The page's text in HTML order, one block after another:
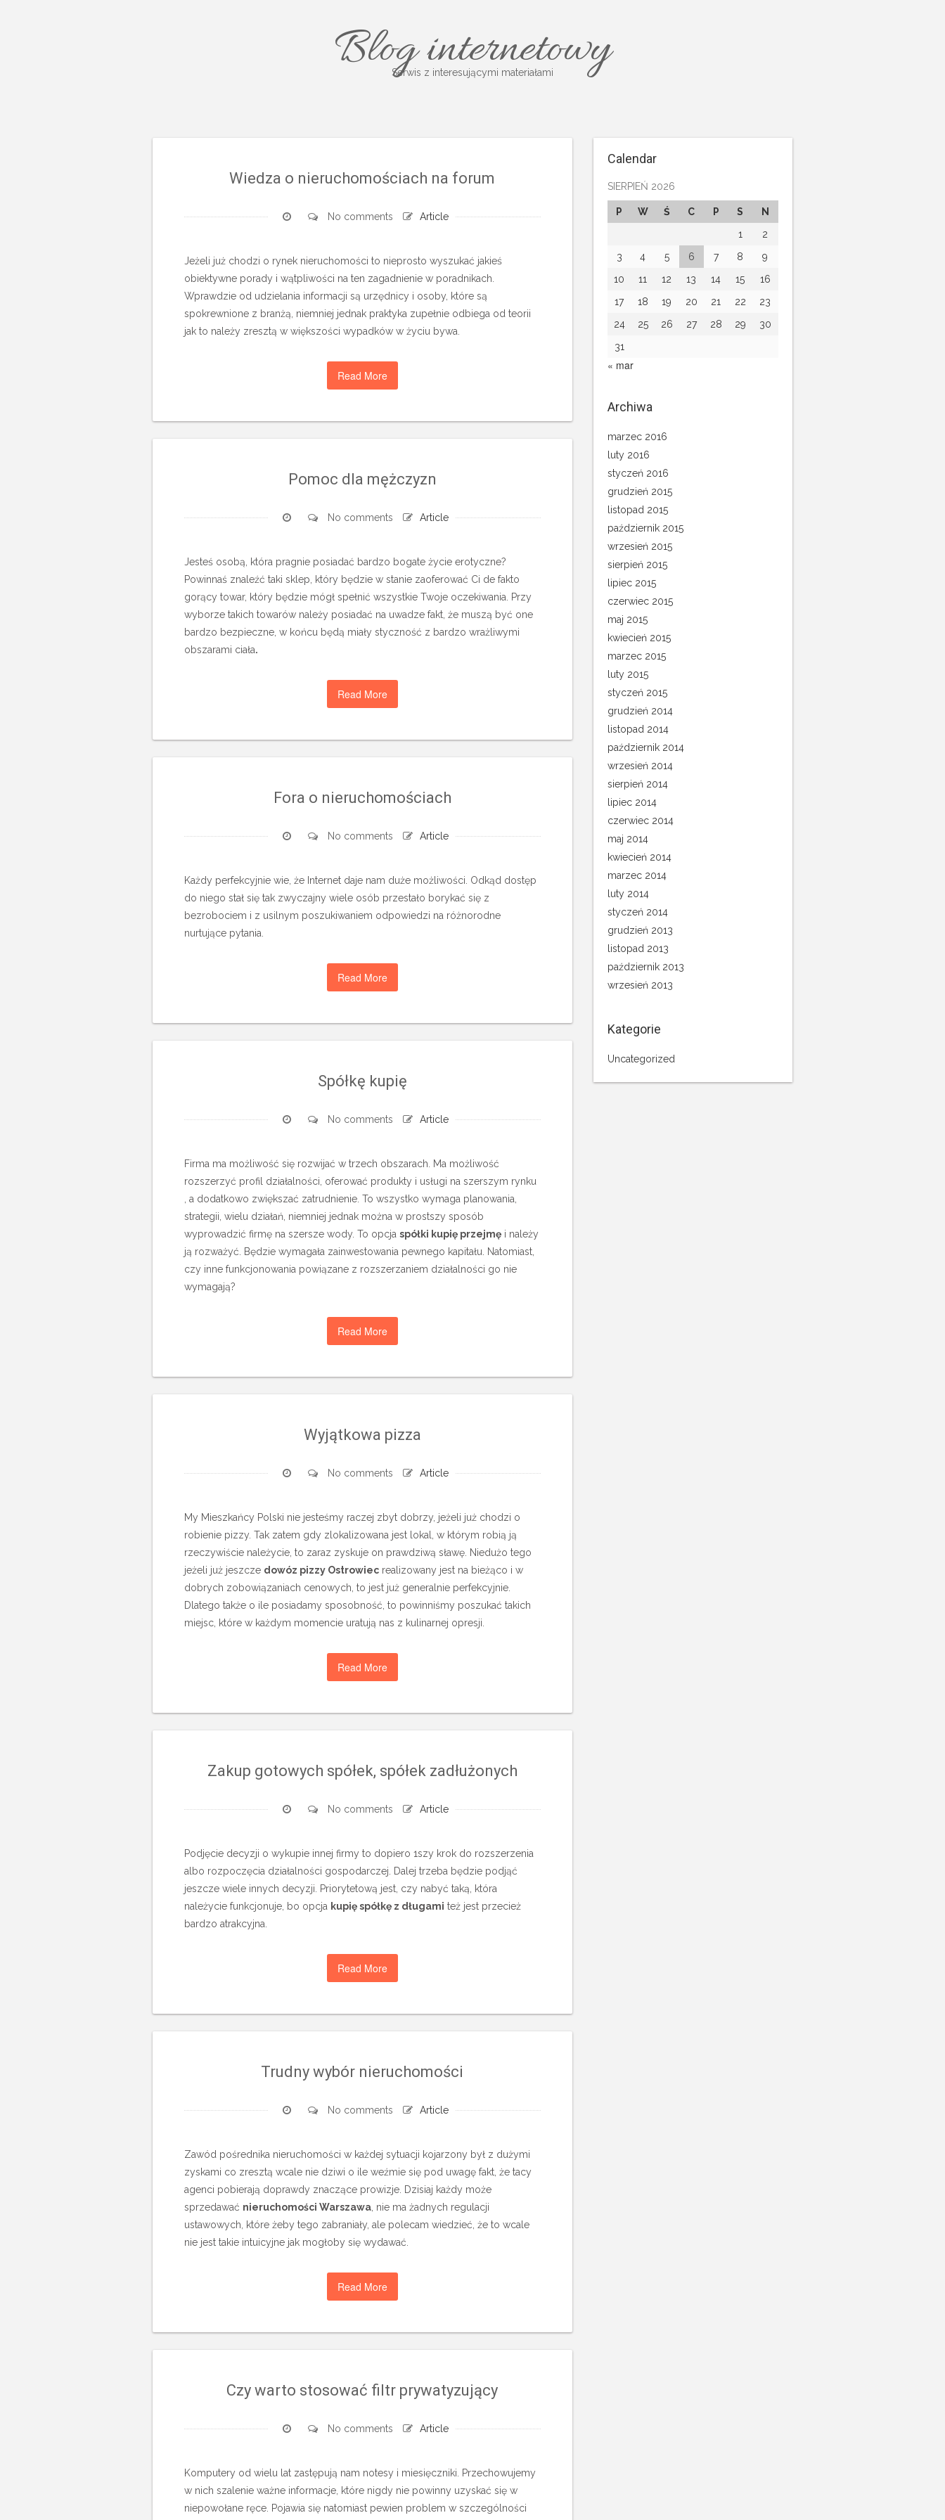
Blog internetowy
Serwis z interesującymi materiałami
Wiedza o nieruchomościach na forum
No comments Article
Jeżeli już chodzi o rynek nieruchomości to nieprosto wyszukać jakieś
obiektywne porady i wątpliwości na ten zagadnienie w poradnikach.
Wprawdzie od udzielania informacji są urzędnicy i osoby, które są
spokrewnione z branżą, niemniej jednak praktyka zupełnie odbiega od teorii
jak to należy zresztą w większości wypadków w życiu bywa.
Read More
Pomoc dla mężczyzn
No comments Article
Jesteś osobą, która pragnie posiadać bardzo bogate życie erotyczne?
Powinnaś znaleźć taki sklep, który będzie w stanie zaoferować Ci de fakto
gorący towar, który będzie mógł spełnić wszystkie Twoje oczekiwania. Przy
wyborze takich towarów należy posiadać na uwadze fakt, że muszą być one
bardzo bezpieczne, w końcu będą miały styczność z bardzo wrażliwymi
obszarami ciała.
Read More
Fora o nieruchomościach
No comments Article
Każdy perfekcyjnie wie, że Internet daje nam duże możliwości. Odkąd dostęp
do niego stał się tak zwyczajny wiele osób przestało borykać się z
bezrobociem i z usilnym poszukiwaniem odpowiedzi na różnorodne
nurtujące pytania.
Read More
Spółkę kupię
No comments Article
Firma ma możliwość się rozwijać w trzech obszarach. Ma możliwość
rozszerzyć profil działalności, oferować produkty i usługi na szerszym rynku
, a dodatkowo zwiększać zatrudnienie. To wszystko wymaga planowania,
strategii, wielu działań, niemniej jednak można w prostszy sposób
wyprowadzić firmę na szersze wody. To opcja spółki kupię przejmę i należy
ją rozważyć. Będzie wymagała zainwestowania pewnego kapitału. Natomiast,
czy inne funkcjonowania powiązane z rozszerzaniem działalności go nie
wymagają?
Read More
Wyjątkowa pizza
No comments Article
My Mieszkańcy Polski nie jesteśmy raczej zbyt dobrzy, jeżeli już chodzi o
robienie pizzy. Tak zatem gdy zlokalizowana jest lokal, w którym robią ją
rzeczywiście należycie, to zaraz zyskuje on prawdziwą sławę. Niedużo tego
jeżeli już jeszcze dowóz pizzy Ostrowiec realizowany jest na bieżąco i w
dobrych zobowiązaniach cenowych, to jest już generalnie perfekcyjnie.
Dlatego także o ile posiadamy sposobność, to powinniśmy poszukać takich
miejsc, które w każdym momencie uratują nas z kulinarnej opresji.
Read More
Zakup gotowych spółek, spółek zadłużonych
No comments Article
Podjęcie decyzji o wykupie innej firmy to dopiero 1szy krok do rozszerzenia
albo rozpoczęcia działalności gospodarczej. Dalej trzeba będzie podjąć
jeszcze wiele innych decyzji. Priorytetową jest, czy nabyć taką, która
należycie funkcjonuje, bo opcja kupię spółkę z długami też jest przecież
bardzo atrakcyjna.
Read More
Trudny wybór nieruchomości
No comments Article
Zawód pośrednika nieruchomości w każdej sytuacji kojarzony był z dużymi
zyskami co zresztą wcale nie dziwi o ile weźmie się pod uwagę fakt, że tacy
agenci pobierają doprawdy znaczące prowizje. Dzisiaj każdy może
sprzedawać nieruchomości Warszawa , nie ma żadnych regulacji
ustawowych, które żeby tego zabraniały, ale polecam wiedzieć, że to wcale
nie jest takie intuicyjne jak mogłoby się wydawać.
Read More
Czy warto stosować filtr prywatyzujący
No comments Article
Komputery od wielu lat zastępują nam notesy i miesięczniki. Przechowujemy
w nich szalenie ważne informacje, które nigdy nie powinny uzyskać się w
niepowołane ręce. Pojawia się natomiast pewien problem w szczególności
Calendar
SIERPIEŃ 2026
P W Ś C P S
N
1
2
3
4 5 6 7 8
9
10
11 12 13 14 15
16
17
18 19 20 21 22
23
24
25 26 27 28 29
30
31
« mar
Archiwa
marzec 2016
luty 2016
styczeń 2016
grudzień 2015
listopad 2015
październik 2015
wrzesień 2015
sierpień 2015
lipiec 2015
czerwiec 2015
maj 2015
kwiecień 2015
marzec 2015
luty 2015
styczeń 2015
grudzień 2014
listopad 2014
październik 2014
wrzesień 2014
sierpień 2014
lipiec 2014
czerwiec 2014
maj 2014
kwiecień 2014
marzec 2014
luty 2014
styczeń 2014
grudzień 2013
listopad 2013
październik 2013
wrzesień 2013
Kategorie
Uncategorized